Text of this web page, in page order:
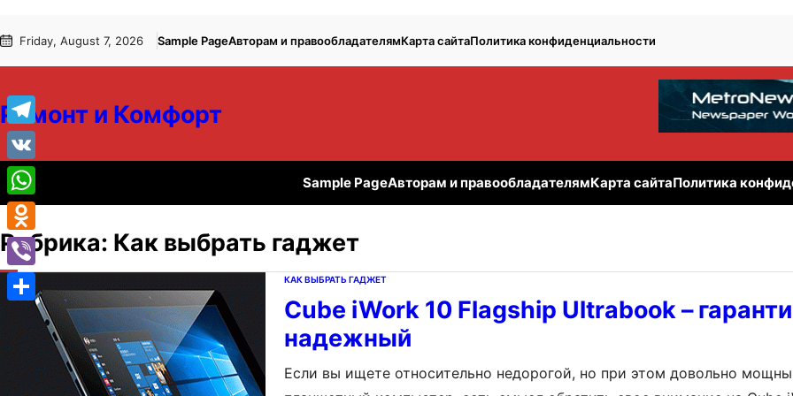
к
к
Friday, August 7, 2026 Sample PageАвторам и правообладателямКарта сайтаПолитика конфиденциальности
Ремонт и Комфорт
Sample PageАвторам и правообладателямКарта сайтаПолитика
Рубрика: Как выбрать гаджет
КАК ВЫБРАТЬ ГАДЖЕТ
Cube iWork 10 Flagship Ultrabook –
надежный
Если вы ищете относительно недорогой, но при этом довольно
Telegram
VK
WhatsApp
Odnoklassniki
Viber
Отправить